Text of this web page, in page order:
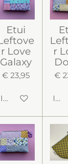
Etui
r Love
Galaxy
€ 23,95
In winkelwagen
r
€
In